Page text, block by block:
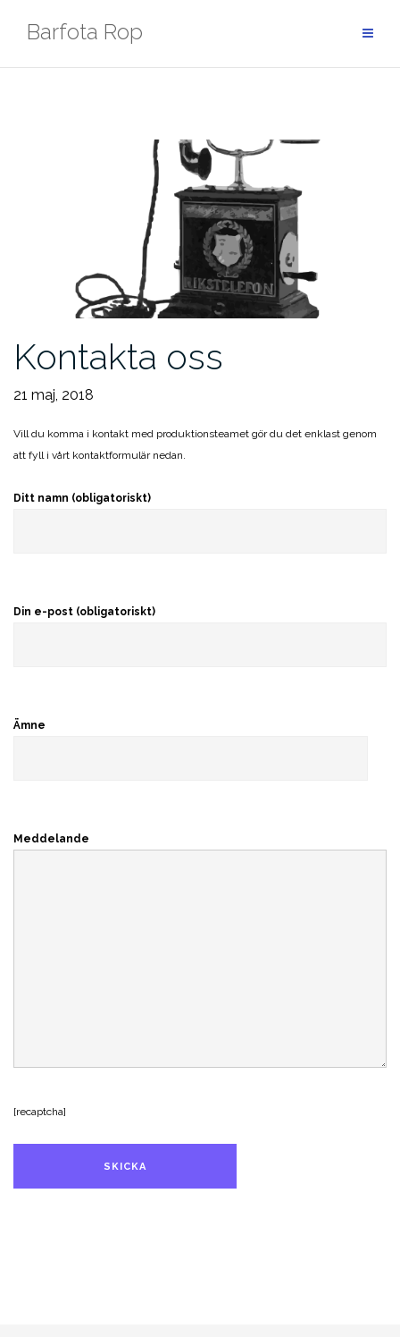
Barfota Rop
Kontakta oss
21 maj, 2018
Vill du komma i kontakt med produktionsteamet gör du det enklast genom
att fyll i vårt kontaktformulär nedan.
Ditt namn (obligatoriskt)
Din e-post (obligatoriskt)
Ämne
Meddelande
[recaptcha]